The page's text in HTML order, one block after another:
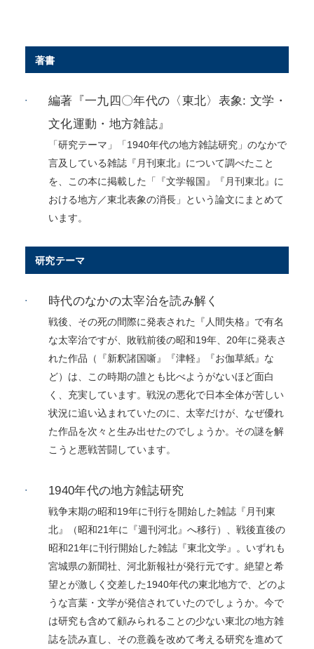
著書
編著『一九四〇年代の〈東北〉表象: 文学・
文化運動・地方雑誌』
「研究テーマ」「1940年代の地方雑誌研究」のなかで
言及している雑誌『月刊東北』について調べたこと
を、この本に掲載した「『文学報国』『月刊東北』に
おける地方／東北表象の消長」という論文にまとめて
います。
研究テーマ
時代のなかの太宰治を読み解く
戦後、その死の間際に発表された『人間失格』で有名
な太宰治ですが、敗戦前後の昭和19年、20年に発表さ
れた作品（『新釈諸国噺』『津軽』『お伽草紙』な
ど）は、この時期の誰とも比べようがないほど面白
く、充実しています。戦況の悪化で日本全体が苦しい
状況に追い込まれていたのに、太宰だけが、なぜ優れ
た作品を次々と生み出せたのでしょうか。その謎を解
こうと悪戦苦闘しています。
1940年代の地方雑誌研究
戦争末期の昭和19年に刊行を開始した雑誌『月刊東
北』（昭和21年に『週刊河北』へ移行）、戦後直後の
昭和21年に刊行開始した雑誌『東北文学』。いずれも
宮城県の新聞社、河北新報社が発行元です。絶望と希
望とが激しく交差した1940年代の東北地方で、どのよ
うな言葉・文学が発信されていたのでしょうか。今で
は研究も含めて顧みられることの少ない東北の地方雑
誌を読み直し、その意義を改めて考える研究を進めて